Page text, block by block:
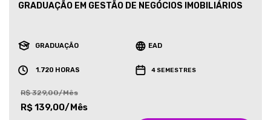
GRADUAÇÃO EM GESTÃO DE NEGÓCIOS IMOBILIÁRIOS
GRADUAÇÃO EAD
1.720 HORAS 4 SEMESTRES
R$ 329,00/Mês
R$ 139,00/Mês